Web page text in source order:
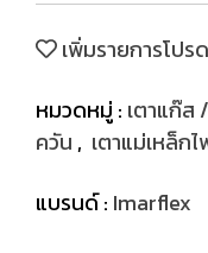
เพิ่มรายการโปรด
หมวดหมู่ : เตาแก๊ส
ควัน , เตาแม่เหล็ก
แบรนด์ : Imarflex